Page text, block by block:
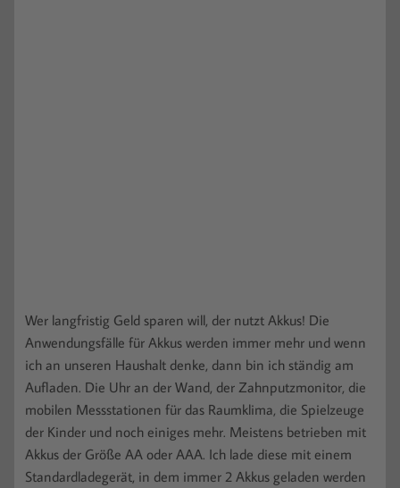
Wer langfristig Geld sparen will, der nutzt Akkus! Die
Anwendungsfälle für Akkus werden immer mehr und wenn
ich an unseren Haushalt denke, dann bin ich ständig am
Aufladen. Die Uhr an der Wand, der Zahnputzmonitor, die
mobilen Messstationen für das Raumklima, die Spielzeuge
der Kinder und noch einiges mehr. Meistens betrieben mit
Akkus der Größe AA oder AAA. Ich lade diese mit einem
Standardladegerät, in dem immer 2 Akkus geladen werden